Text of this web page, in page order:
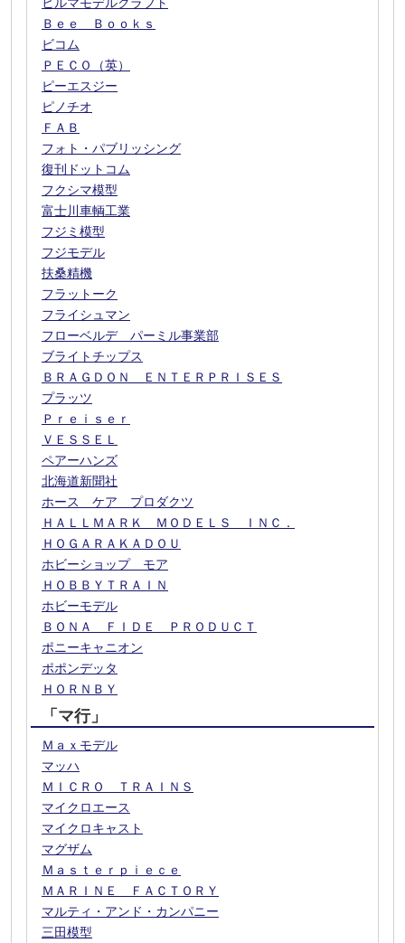
Ｂｅｅ Ｂｏｏｋｓ
ビコム
ＰＥＣＯ（英）
ピーエスジー
ピノチオ
ＦＡＢ
フォト・パブリッシング
復刊ドットコム
フクシマ模型
富士川車輌工業
フジミ模型
フジモデル
扶桑精機
フラットーク
フライシュマン
フローベルデ パーミル事業部
ブライトチップス
ＢＲＡＧＤＯＮ ＥＮＴＥＲＰＲＩＳＥＳ
プラッツ
Ｐｒｅｉｓｅｒ
ＶＥＳＳＥＬ
ペアーハンズ
北海道新聞社
ホース ケア プロダクツ
ＨＡＬＬＭＡＲＫ ＭＯＤＥＬＳ ＩＮＣ．
ＨＯＧＡＲＡＫＡＤＯＵ
ホビーショップ モア
ＨＯＢＢＹＴＲＡＩＮ
ホビーモデル
ＢＯＮＡ ＦＩＤＥ ＰＲＯＤＵＣＴ
ポニーキャニオン
ポポンデッタ
ＨＯＲＮＢＹ
「マ行」
Ｍａｘモデル
マッハ
ＭＩＣＲＯ ＴＲＡＩＮＳ
マイクロエース
マイクロキャスト
マグザム
Ｍａｓｔｅｒｐｉｅｃｅ
ＭＡＲＩＮＥ ＦＡＣＴＯＲＹ
マルティ・アンド・カンパニー
三田模型